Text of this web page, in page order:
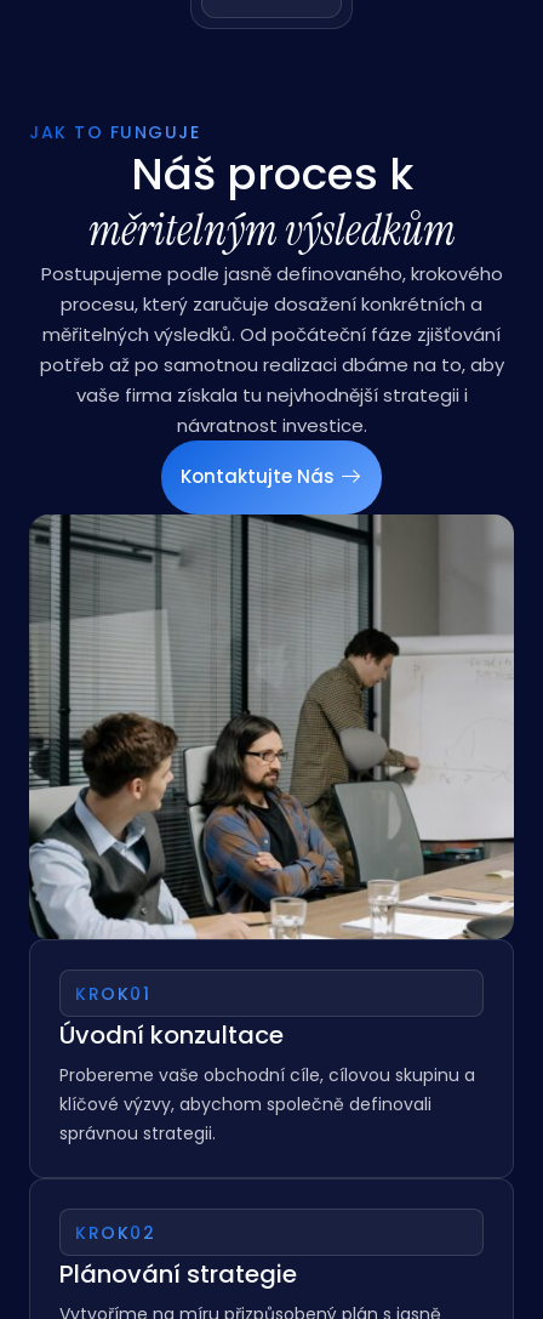
mobilu.
JAK TO FUNGUJE
Náš proces k
měritelným výsledkům
Postupujeme podle jasně definovaného, krokového
procesu, který zaručuje dosažení konkrétních a
měřitelných výsledků. Od počáteční fáze zjišťování
potřeb až po samotnou realizaci dbáme na to, aby
vaše firma získala tu nejvhodnější strategii i
návratnost investice.
Kontaktujte Nás
KROK01
Úvodní konzultace
správnou strategii.